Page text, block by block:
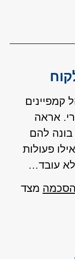
קמפיינים
אראה
להם
פעולות
עובד…
מצד